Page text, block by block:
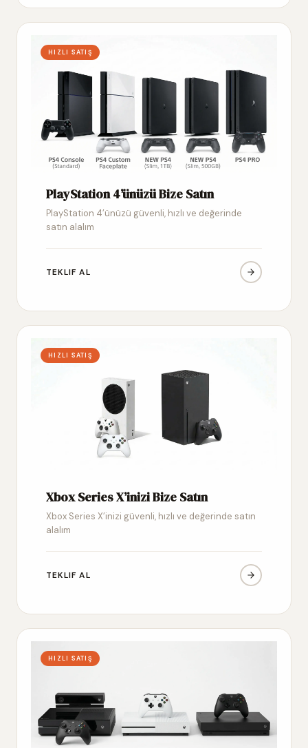
HIZLI SATIŞ
PlayStation 4’ünüzü Bize Satın
PlayStation 4’ünüzü güvenli, hızlı ve değerinde
satın alalım
TEKLIF AL
HIZLI SATIŞ
Xbox Series X’inizi Bize Satın
Xbox Series X’inizi güvenli, hızlı ve değerinde satın
alalım
TEKLIF AL
HIZLI SATIŞ